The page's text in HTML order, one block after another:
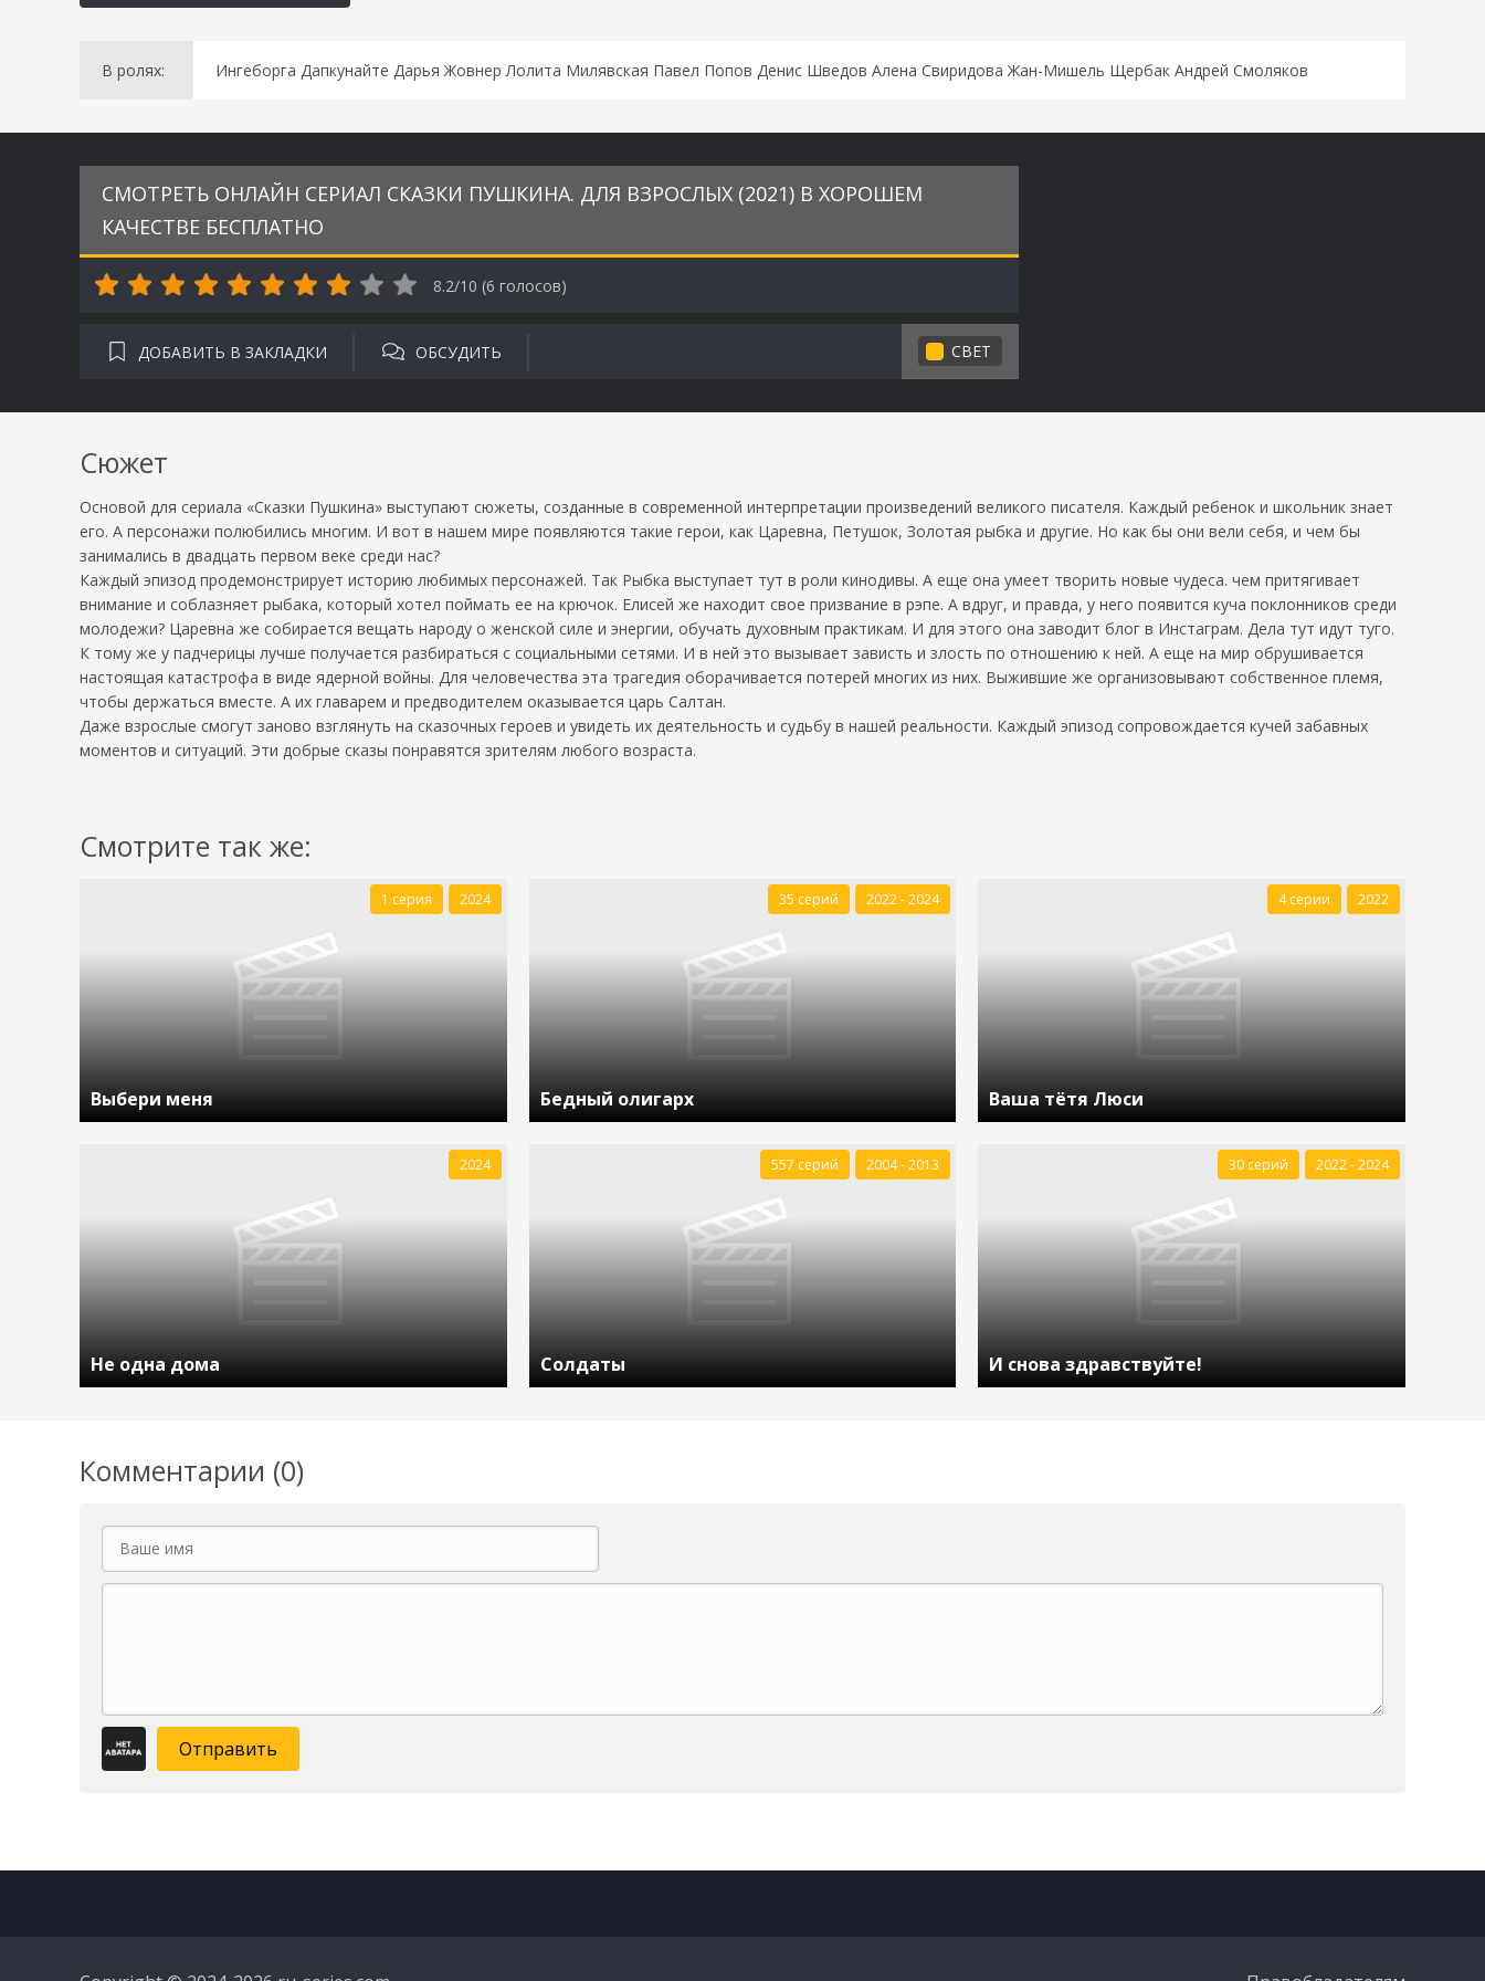
В ролях: Ингеборга Дапкунайте Дарья Жовнер Лолита Милявская Павел Попов Денис Шведов Алена Свиридова Жан-Мишель Щербак Андрей Смоляков
СМОТРЕТЬ ОНЛАЙН СЕРИАЛ СКАЗКИ ПУШКИНА. ДЛЯ ВЗРОСЛЫХ (2021) В ХОРОШЕМ
КАЧЕСТВЕ БЕСПЛАТНО
8.2/10 (6 голосов)
ДОБАВИТЬ В ЗАКЛАДКИ ОБСУДИТЬ СВЕТ
Сюжет
Основой для сериала «Сказки Пушкина» выступают сюжеты, созданные в современной интерпретации произведений великого писателя. Каждый ребенок и школьник знает
его. А персонажи полюбились многим. И вот в нашем мире появляются такие герои, как Царевна, Петушок, Золотая рыбка и другие. Но как бы они вели себя, и чем бы
занимались в двадцать первом веке среди нас?
Каждый эпизод продемонстрирует историю любимых персонажей. Так Рыбка выступает тут в роли кинодивы. А еще она умеет творить новые чудеса. чем притягивает
внимание и соблазняет рыбака, который хотел поймать ее на крючок. Елисей же находит свое призвание в рэпе. А вдруг, и правда, у него появится куча поклонников среди
молодежи? Царевна же собирается вещать народу о женской силе и энергии, обучать духовным практикам. И для этого она заводит блог в Инстаграм. Дела тут идут туго.
К тому же у падчерицы лучше получается разбираться с социальными сетями. И в ней это вызывает зависть и злость по отношению к ней. А еще на мир обрушивается
настоящая катастрофа в виде ядерной войны. Для человечества эта трагедия оборачивается потерей многих из них. Выжившие же организовывают собственное племя,
чтобы держаться вместе. А их главарем и предводителем оказывается царь Салтан.
Даже взрослые смогут заново взглянуть на сказочных героев и увидеть их деятельность и судьбу в нашей реальности. Каждый эпизод сопровождается кучей забавных
моментов и ситуаций. Эти добрые сказы понравятся зрителям любого возраста.
Смотрите так же:
Выбери меня
1 серия 2024
Бедный олигарх
35 серий 2022 - 2024
Ваша тётя Люси
4 серии 2022
Не одна дома
2024
Солдаты
557 серий 2004 - 2013
И снова здравствуйте!
30 серий 2022 - 2024
Комментарии (0)
Отправить